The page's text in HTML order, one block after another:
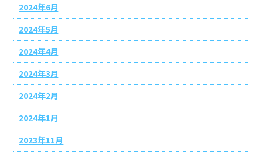
2024年6月
2024年5月
2024年4月
2024年3月
2024年2月
2024年1月
2023年11月